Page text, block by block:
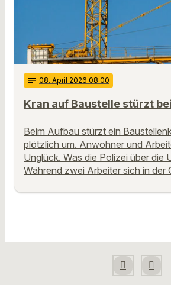
notes 08. April 2026 08:00
Kran auf Baustelle stürzt
Beim Aufbau stürzt ein
plötzlich um. Anwohner und
Unglück. Was die Polizei über die
Während zwei Arbeiter sich in der